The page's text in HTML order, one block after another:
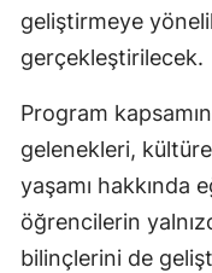
geliştirmeye
gerçekleştirilecek.
Program
gelenekleri,
yaşamı hakkında
öğrencilerin
bilinçlerini de